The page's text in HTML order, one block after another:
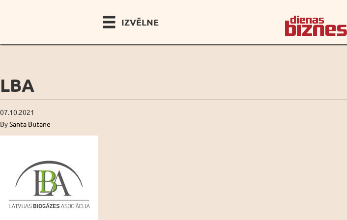
IZVĒLNE
LBA
07.10.2021
BySanta Butāne